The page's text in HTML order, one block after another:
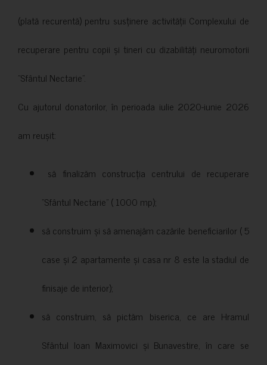
(plată recurentă) pentru susținere activității Complexului de
recuperare pentru copii și tineri cu dizabilități neuromotorii
”Sfântul Nectarie”.
Cu ajutorul donatorilor, în perioada iulie 2020-iunie 2026
am reușit:
să finalizăm construcția centrului de recuperare
”Sfântul Nectarie” ( 1000 mp);
să construim și să amenajăm cazările beneficiarilor ( 5
case și 2 apartamente și casa nr 8 este la stadiul de
finisaje de interior);
să construim, să pictăm biserica, ce are Hramul
Sfântul Ioan Maximovici și Bunavestire, în care se